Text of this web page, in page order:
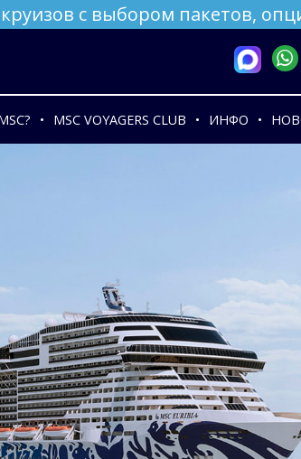
круизов с выбором пакетов,
MSC VOYAGERS CLUB ИНФО